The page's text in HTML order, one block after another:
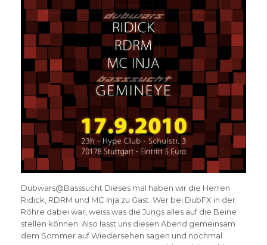
Dubwars@Basssucht Dieses mal haben wir die Herren
Ridick, RDRM und MC Inja zu Gast. Wer bei DubFX in der
Röhre dabei war, weiss was die Jungs alles auf die Beine
stellen können. Also lasst uns diesen Abend gemeinsam
dem Sommer auf Wiedersehen sagen und nochmal